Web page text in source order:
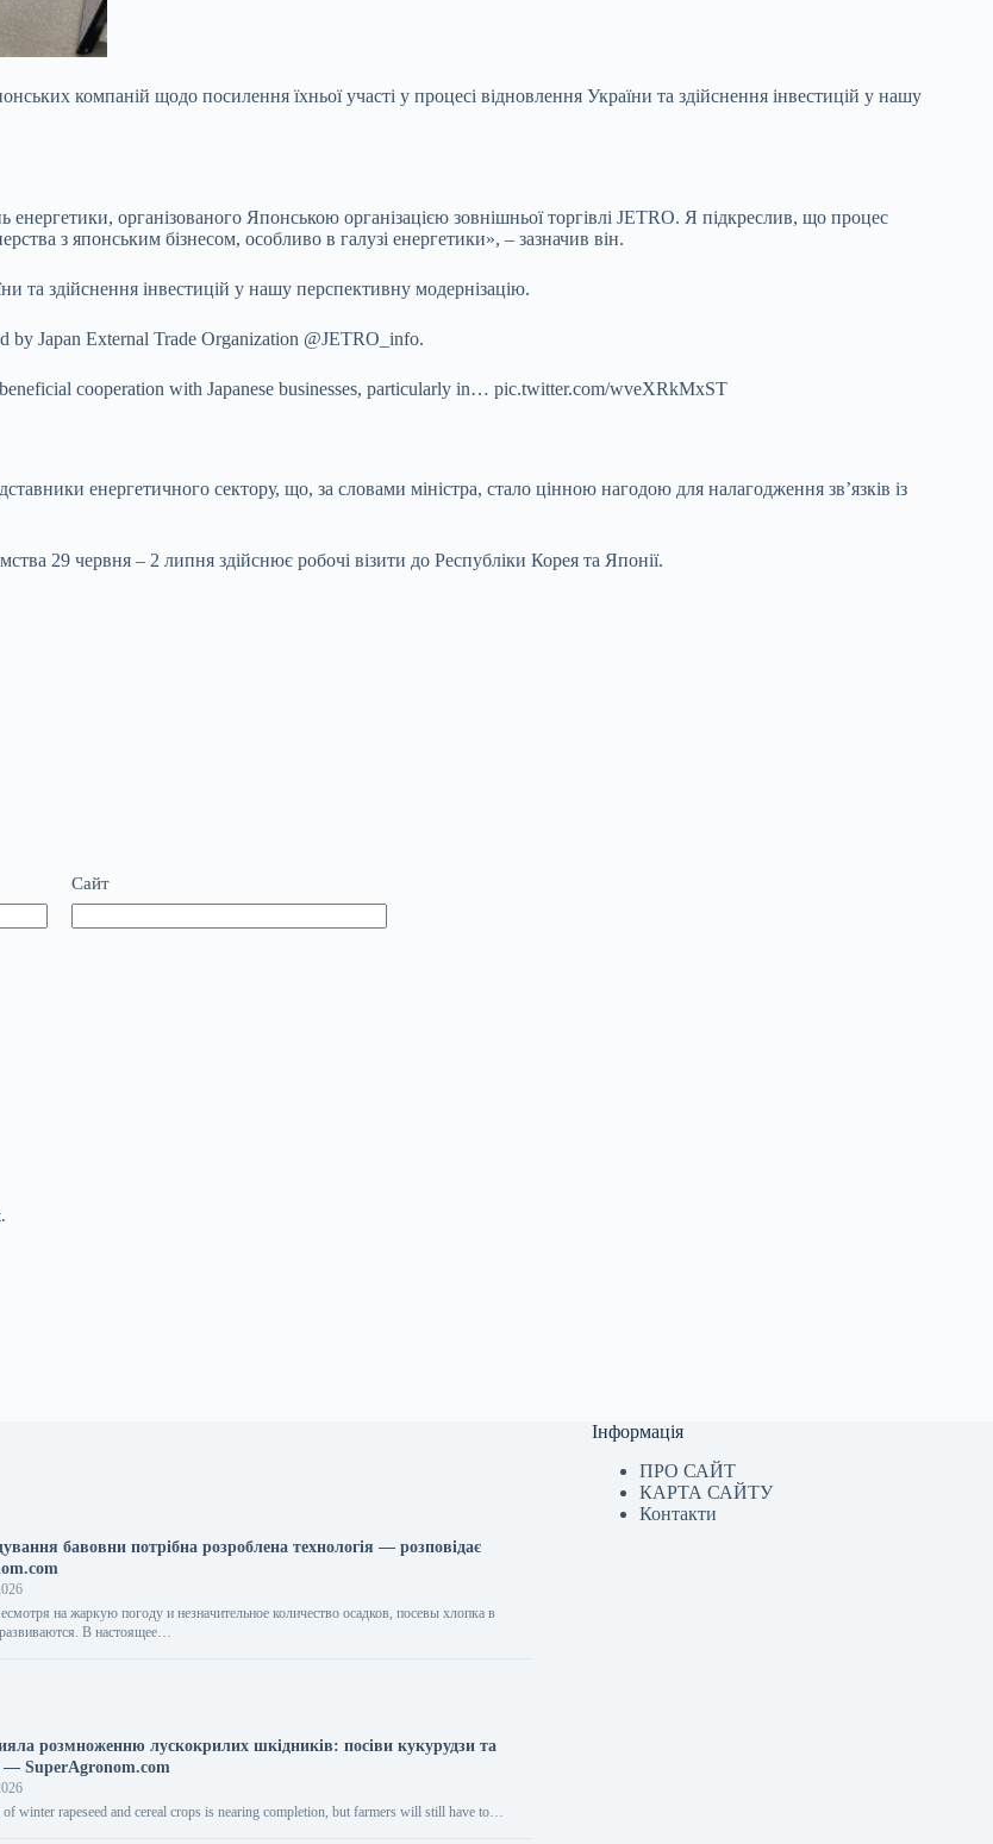
компаній щодо посилення їхньої участі у процесі відновлення України та здійснення інвестицій у нашу
енергетики, організованого Японською організацією зовнішньої торгівлі JETRO. Я підкреслив, що процес
з японським бізнесом, особливо в галузі енергетики», – зазначив він.
та здійснення інвестицій у нашу перспективну модернізацію.
by Japan External Trade Organization @JETRO_info.
cooperation with Japanese businesses, particularly in… pic.twitter.com/wveXRkMxST
енергетичного сектору, що, за словами міністра, стало цінною нагодою для налагодження зв’язків із
29 червня – 2 липня здійснює робочі візити до Республіки Корея та Японії.
Сайт
бавовни потрібна розроблена технологія — розповідає
на жаркую погоду и незначительное количество осадков, посевы хлопка в
В настоящее…
розмноженню лускокрилих шкідників: посіви кукурудзи та
— SuperAgronom.com
winter rapeseed and cereal crops is nearing completion, but farmers will still have to…
Інформація
ПРО САЙТ
КАРТА САЙТУ
Контакти